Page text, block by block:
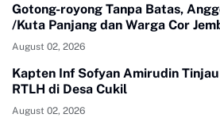
Gotong-royong Tanpa Batas,
/Kuta Panjang dan Warga Cor
August 02, 2026
Kapten Inf Sofyan Amirudin
RTLH di Desa Cukil
August 02, 2026